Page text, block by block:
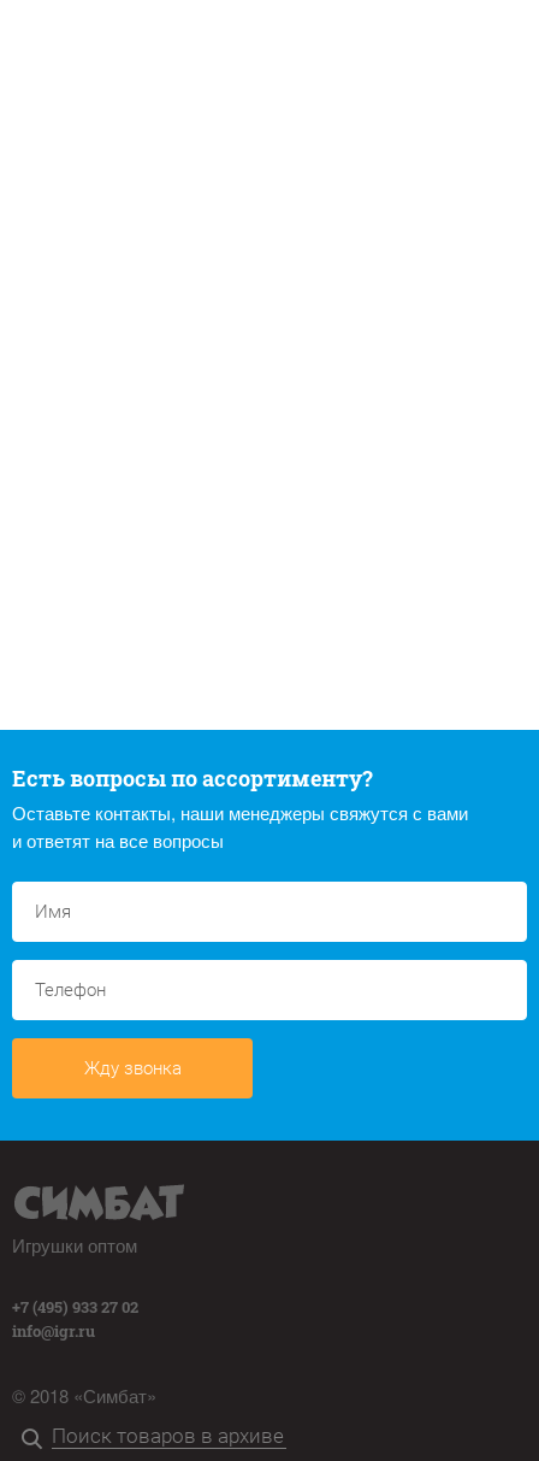
Есть вопросы по ассортименту?
Оставьте контакты, наши менеджеры свяжутся с вами
и ответят на все вопросы
Жду звонка
Игрушки оптом
+7 (495) 933 27 02
info@igr.ru
© 2018 «Симбат»